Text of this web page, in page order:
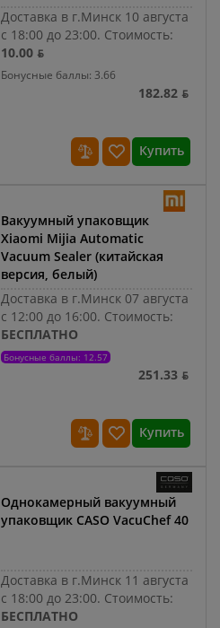
Доставка в г.Минск 10 августа
с 18:00 до 23:00. Стоимость:
10.00 ƃ
Бонусные баллы: 3.66
182.82 ƃ
Купить
Вакуумный упаковщик
Xiaomi Mijia Automatic
Vacuum Sealer (китайская
версия, белый)
Доставка в г.Минск 07 августа
с 12:00 до 16:00. Стоимость:
БЕСПЛАТНО
Бонусные баллы: 12.57
251.33 ƃ
Купить
Однокамерный вакуумный
упаковщик CASO VacuChef 40
Доставка в г.Минск 11 августа
с 18:00 до 23:00. Стоимость:
БЕСПЛАТНО